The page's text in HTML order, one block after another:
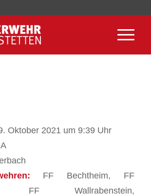
Oktober 2021 um 9:39 Uhr
FF Bechtheim, FF
FF Wallrabenstein,